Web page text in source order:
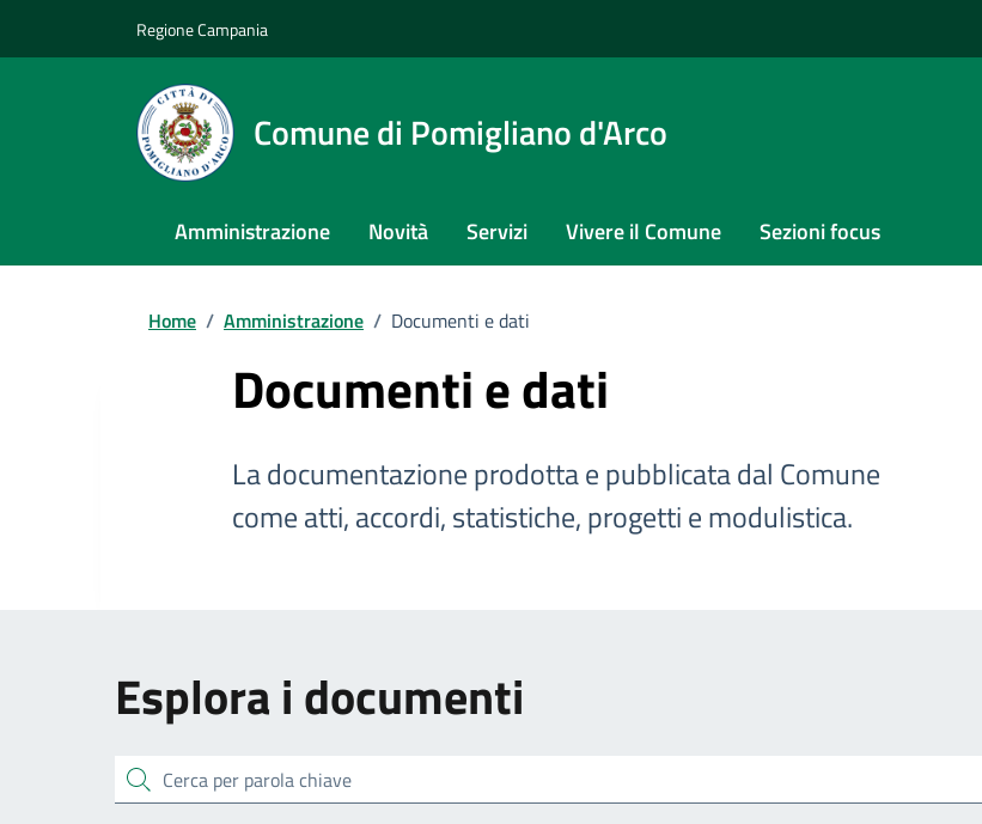
Regione Campania
Comune di Pomigliano d'Arco
Amministrazione Novità Servizi Vivere il Comune Sezioni focus
Home / Amministrazione / Documenti e dati
Documenti e dati
La documentazione prodotta e pubblicata dal Comune
come atti, accordi, statistiche, progetti e modulistica.
Esplora i documenti
cerca